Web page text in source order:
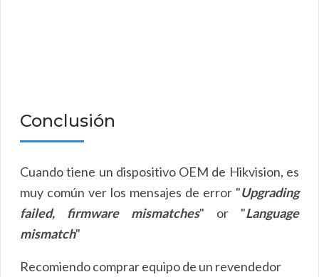
Conclusión
Cuando tiene un dispositivo OEM de Hikvision, es
muy común ver los mensajes de error "Upgrading
failed, firmware mismatches" or "Language
mismatch"
Recomiendo comprar equipo de un revendedor